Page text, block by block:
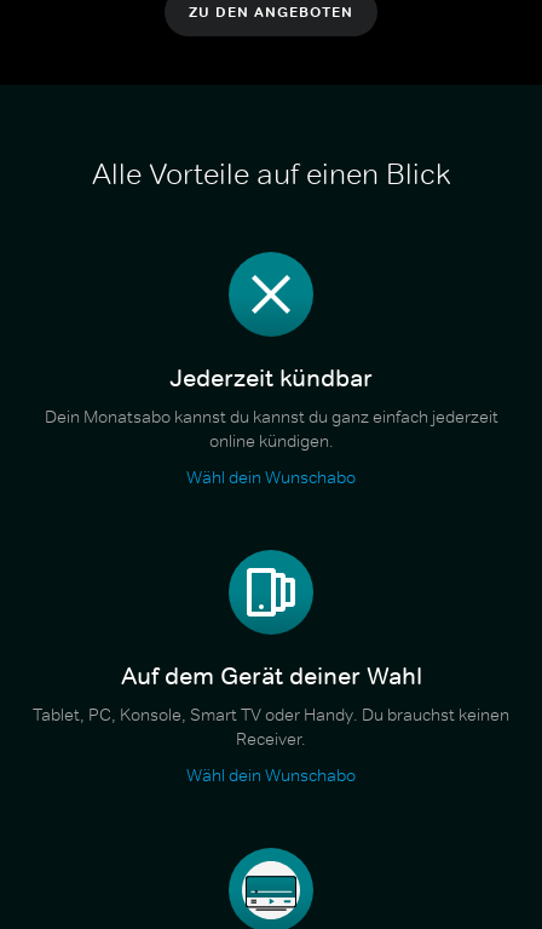
ZU DEN ANGEBOTEN
Alle Vorteile auf einen Blick
Jederzeit kündbar
Dein Monatsabo kannst du kannst du ganz einfach jederzeit
online kündigen.
Wähl dein Wunschabo
Auf dem Gerät deiner Wahl
Tablet, PC, Konsole, Smart TV oder Handy. Du brauchst keinen
Receiver.
Wähl dein Wunschabo